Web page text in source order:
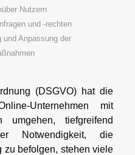
Nutzern
und -rechten
und Anpassung der
(DSGVO) hat die
Unternehmen mit
umgehen, tiefgreifend
Notwendigkeit, die
zu befolgen, stehen viele